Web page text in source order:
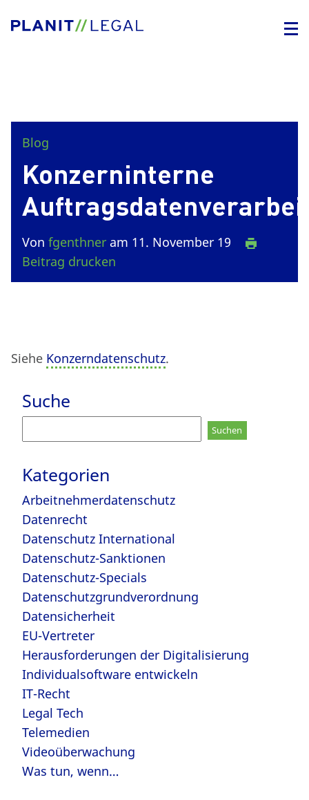
Blog
Konzerninterne
Von fgenthner am 11. November 19
Beitrag drucken
Siehe Konzerndatenschutz.
Suche
nach:
Kategorien
Arbeitnehmerdatenschutz
Datenrecht
Datenschutz International
Datenschutz-Sanktionen
Datenschutz-Specials
Datenschutzgrundverordnung
Datensicherheit
EU-Vertreter
Herausforderungen der Digitalisierung
Individualsoftware entwickeln
IT-Recht
Legal Tech
Telemedien
Videoüberwachung
Was tun, wenn…